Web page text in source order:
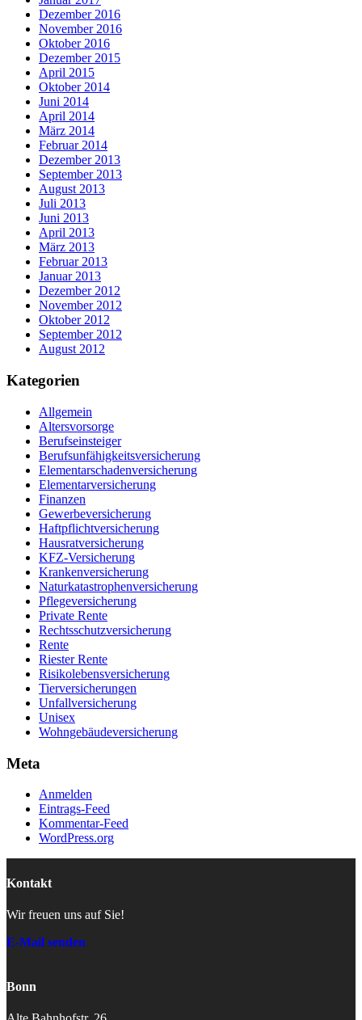
Dezember 2016
November 2016
Oktober 2016
Dezember 2015
April 2015
Oktober 2014
Juni 2014
April 2014
März 2014
Februar 2014
Dezember 2013
September 2013
August 2013
Juli 2013
Juni 2013
April 2013
März 2013
Februar 2013
Januar 2013
Dezember 2012
November 2012
Oktober 2012
September 2012
August 2012
Kategorien
Allgemein
Altersvorsorge
Berufseinsteiger
Berufsunfähigkeitsversicherung
Elementarschadenversicherung
Elementarversicherung
Finanzen
Gewerbeversicherung
Haftpflichtversicherung
Hausratversicherung
KFZ-Versicherung
Krankenversicherung
Naturkatastrophenversicherung
Pflegeversicherung
Private Rente
Rechtsschutzversicherung
Rente
Riester Rente
Risikolebensversicherung
Tierversicherungen
Unfallversicherung
Unisex
Wohngebäudeversicherung
Meta
Anmelden
Eintrags-Feed
Kommentar-Feed
WordPress.org
Kontakt
Wir freuen uns auf Sie!
E-Mail senden
Bonn